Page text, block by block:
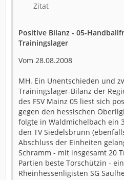
Zitat
Positive Bilanz - 05-
Trainingslager
Vom 28.08.2008
MH. Ein Unentschieden und
Trainingslager-Bilanz der
des FSV Mainz 05 liest sich
gegen den hessischen
folgte in Waldmichelbach ein
den TV Siedelsbrunn
Abschluss der Einheiten
Schramm - mit insgesamt 20
Partien beste Torschützin -
Rheinhessenligisten SG